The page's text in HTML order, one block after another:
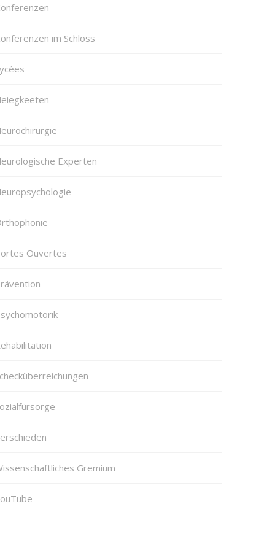
im Schloss
Experten
Ouvertes
Gremium